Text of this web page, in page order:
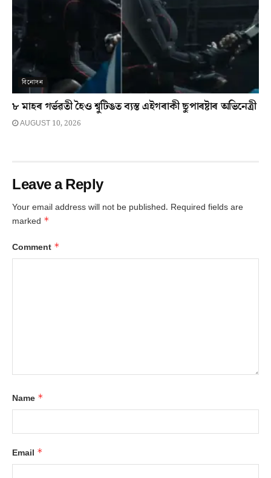
বিনোদন
৮ মাহৰ গৰ্ভৱতী হৈও শ্বুটিঙত ব্যস্ত এইগৰাকী ছুপাৰষ্টাৰ অভিনেত্ৰী
AUGUST 10, 2026
Leave a Reply
Your email address will not be published. Required fields are
marked *
Comment *
Name *
Email *